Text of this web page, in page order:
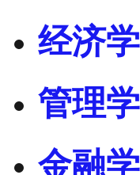
经济学
管理学
金融学